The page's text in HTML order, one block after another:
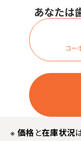
あなたは
コー
※ 価格と在庫状況
合成繊維や接着剤
消毒ができるエタ
立体型キャップだ